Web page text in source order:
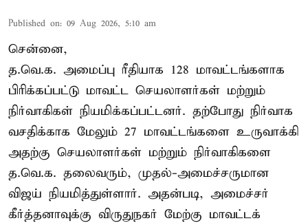
Published on: 09 Aug 2026, 5:10 am
சென்னை,
த.வெ.க. அமைப்பு ரீதியாக 128 மாவட்டங்களாக
பிரிக்கப்பட்டு மாவட்ட செயலாளர்கள் மற்றும்
நிர்வாகிகள் நியமிக்கப்பட்டனர். தற்போது நிர்வாக
வசதிக்காக மேலும் 27 மாவட்டங்களை உருவாக்கி
அதற்கு செயலாளர்கள் மற்றும் நிர்வாகிகளை
த.வெ.க. தலைவரும், முதல்-அமைச்சருமான
விஜய் நியமித்துள்ளார். அதன்படி, அமைச்சர்
கீர்த்தனாவுக்கு விருதுநகர் மேற்கு மாவட்டக்